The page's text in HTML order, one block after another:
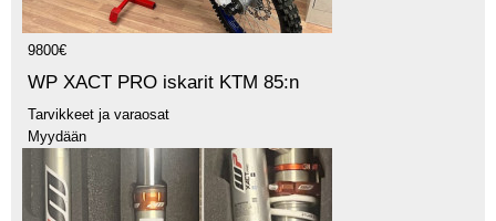
9800€
WP XACT PRO iskarit KTM 85:n
Tarvikkeet ja varaosat
Myydään